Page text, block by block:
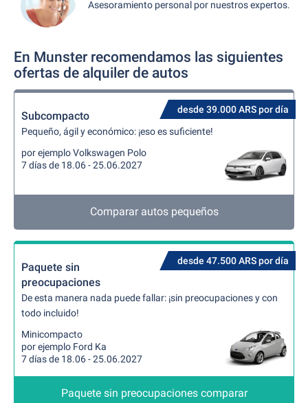
Asesoramiento personal por nuestros expertos.
En Munster recomendamos las siguientes
ofertas de alquiler de autos
desde 39.000 ARS por día
Subcompacto
Pequeño, ágil y económico: ¡eso es suficiente!
por ejemplo Volkswagen Polo
7 días de 18.06 - 25.06.2027
Comparar autos pequeños
desde 47.500 ARS por día
Paquete sin
preocupaciones
De esta manera nada puede fallar: ¡sin preocupaciones y con
todo incluido!
Minicompacto
por ejemplo Ford Ka
7 días de 18.06 - 25.06.2027
Paquete sin preocupaciones comparar